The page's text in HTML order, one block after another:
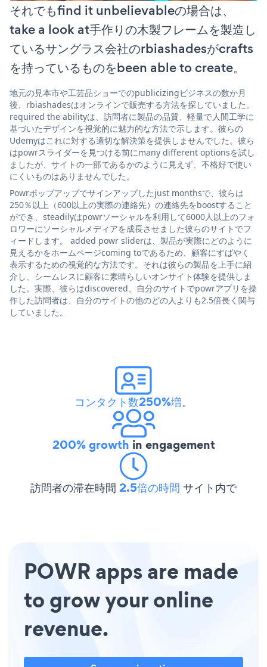
それでもfind it unbelievableの場合は、
take a look at手作りの木製フレームを製造し
ているサングラス会社のrbiashadesがcrafts
を持っているものをbeen able to create。
地元の見本市や工芸品ショーでのpublicizingビジネスの数か月
後、rbiashadesはオンラインで販売する方法を探していました。
required the abilityは、訪問者に製品の品質、軽量で人間工学に
基づいたデザインを視覚的に魅力的な方法で示します。彼らの
Udemyはこれに対する適切な解決策を提供しませんでした。彼ら
はpowrスライダーを見つける前にmany different optionsを試し
ましたが、サイトの一部であるかのように見えず、不格好で使い
にくいものはありませんでした。
Powrポップアップでサインアップしたjust monthsで、彼らは
250％以上（600以上の実際の連絡先）の連絡先をboostすること
ができ、steadilyはpowrソーシャルを利用して6000人以上のフォ
ロワーにソーシャルメディアを成長させました彼らのサイトでフ
ィードします。 added powr sliderは、製品が実際にどのように
見えるかをホームページcoming toであるため、顧客にすばやく
表示するための視覚的な方法です。それは彼らの製品を上手に紹
介し、シームレスに顧客に素晴らしいオンサイト体験を提供しま
した。実際、彼らはdiscovered、自分のサイトでpowrアプリを操
作した訪問者は、自分のサイトの他のどの人よりも2.5倍長く関与
していました。
コンタクト数250%増。
200% growth in engagement
訪問者の滞在時間 2.5倍の時間 サイト内で
POWR apps are made
to grow your online
revenue.